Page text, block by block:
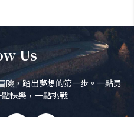
Us
險，踏出夢想的第一步。一點勇
快樂，一點挑戰